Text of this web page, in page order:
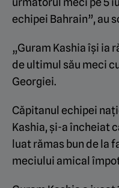
echipei Bahrain”, au
„Guram Kashia își ia
de ultimul său meci
Georgiei.
Căpitanul echipei
Kashia, și-a încheiat
luat rămas bun de la
meciului amical